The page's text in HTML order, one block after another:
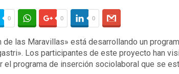
0 0 0
de las Maravillas» está desarrollando un
Los participantes de este proyecto han
el programa de inserción sociolaboral que se